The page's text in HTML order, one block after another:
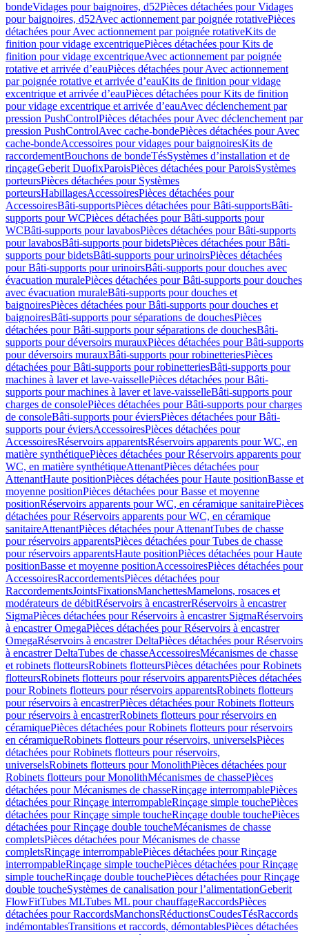
bondeVidages pour baignoires, d52Pièces détachées pour Vidages
pour baignoires, d52Avec actionnement par poignée rotativePièces
détachées pour Avec actionnement par poignée rotativeKits de
finition pour vidage excentriquePièces détachées pour Kits de
finition pour vidage excentriqueAvec actionnement par poignée
rotative et arrivée d’eauPièces détachées pour Avec actionnement
par poignée rotative et arrivée d’eauKits de finition pour vidage
excentrique et arrivée d’eauPièces détachées pour Kits de finition
pour vidage excentrique et arrivée d’eauAvec déclenchement par
pression PushControlPièces détachées pour Avec déclenchement par
pression PushControlAvec cache-bondePièces détachées pour Avec
cache-bondeAccessoires pour vidages pour baignoiresKits de
raccordementBouchons de bondeTésSystèmes d’installation et de
rinçageGeberit DuofixParoisPièces détachées pour ParoisSystèmes
porteursPièces détachées pour Systèmes
porteursHabillagesAccessoiresPièces détachées pour
AccessoiresBâti-supportsPièces détachées pour Bâti-supportsBâti-
supports pour WCPièces détachées pour Bâti-supports pour
WCBâti-supports pour lavabosPièces détachées pour Bâti-supports
pour lavabosBâti-supports pour bidetsPièces détachées pour Bâti-
supports pour bidetsBâti-supports pour urinoirsPièces détachées
pour Bâti-supports pour urinoirsBâti-supports pour douches avec
évacuation muralePièces détachées pour Bâti-supports pour douches
avec évacuation muraleBâti-supports pour douches et
baignoiresPièces détachées pour Bâti-supports pour douches et
baignoiresBâti-supports pour séparations de douchesPièces
détachées pour Bâti-supports pour séparations de douchesBâti-
supports pour déversoirs murauxPièces détachées pour Bâti-supports
pour déversoirs murauxBâti-supports pour robinetteriesPièces
détachées pour Bâti-supports pour robinetteriesBâti-supports pour
machines à laver et lave-vaissellePièces détachées pour Bâti-
supports pour machines à laver et lave-vaisselleBâti-supports pour
charges de consolePièces détachées pour Bâti-supports pour charges
de consoleBâti-supports pour éviersPièces détachées pour Bâti-
supports pour éviersAccessoiresPièces détachées pour
AccessoiresRéservoirs apparentsRéservoirs apparents pour WC, en
matière synthétiquePièces détachées pour Réservoirs apparents pour
WC, en matière synthétiqueAttenantPièces détachées pour
AttenantHaute positionPièces détachées pour Haute positionBasse et
moyenne positionPièces détachées pour Basse et moyenne
positionRéservoirs apparents pour WC, en céramique sanitairePièces
détachées pour Réservoirs apparents pour WC, en céramique
sanitaireAttenantPièces détachées pour AttenantTubes de chasse
pour réservoirs apparentsPièces détachées pour Tubes de chasse
pour réservoirs apparentsHaute positionPièces détachées pour Haute
positionBasse et moyenne positionAccessoiresPièces détachées pour
AccessoiresRaccordementsPièces détachées pour
RaccordementsJointsFixationsManchettesMamelons, rosaces et
modérateurs de débitRéservoirs à encastrerRéservoirs à encastrer
SigmaPièces détachées pour Réservoirs à encastrer SigmaRéservoirs
à encastrer OmegaPièces détachées pour Réservoirs à encastrer
OmegaRéservoirs à encastrer DeltaPièces détachées pour Réservoirs
à encastrer DeltaTubes de chasseAccessoiresMécanismes de chasse
et robinets flotteursRobinets flotteursPièces détachées pour Robinets
flotteursRobinets flotteurs pour réservoirs apparentsPièces détachées
pour Robinets flotteurs pour réservoirs apparentsRobinets flotteurs
pour réservoirs à encastrerPièces détachées pour Robinets flotteurs
pour réservoirs à encastrerRobinets flotteurs pour réservoirs en
céramiquePièces détachées pour Robinets flotteurs pour réservoirs
en céramiqueRobinets flotteurs pour réservoirs, universelsPièces
détachées pour Robinets flotteurs pour réservoirs,
universelsRobinets flotteurs pour MonolithPièces détachées pour
Robinets flotteurs pour MonolithMécanismes de chassePièces
détachées pour Mécanismes de chasseRinçage interrompablePièces
détachées pour Rinçage interrompableRinçage simple touchePièces
détachées pour Rinçage simple toucheRinçage double touchePièces
détachées pour Rinçage double toucheMécanismes de chasse
completsPièces détachées pour Mécanismes de chasse
completsRinçage interrompablePièces détachées pour Rinçage
interrompableRinçage simple touchePièces détachées pour Rinçage
simple toucheRinçage double touchePièces détachées pour Rinçage
double toucheSystèmes de canalisation pour l’alimentationGeberit
FlowFitTubes MLTubes ML pour chauffageRaccordsPièces
détachées pour RaccordsManchonsRéductionsCoudesTésRaccords
indémontablesTransitions et raccords, démontablesPièces détachées